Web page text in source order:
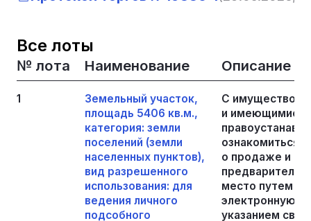
Все лоты
№ лота Наименование Описание
1
Земельный участок,
площадь 5406 кв.м.,
категория: земли
поселений (земли
населенных пунктов),
вид разрешенного
использования: для
ведения личного
подсобного
С имуществом,
и имеющимися
ознакомиться
о продаже и до
место путем
электронную
указанием